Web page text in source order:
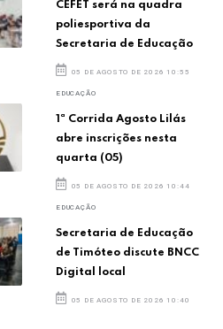
CEFET será na quadra
poliesportiva da
Secretaria de Educação
05 DE AGOSTO DE 2026 10:55
EDUCAÇÃO
1ª Corrida Agosto Lilás
abre inscrições nesta
quarta (05)
05 DE AGOSTO DE 2026 10:44
EDUCAÇÃO
Secretaria de Educação
de Timóteo discute BNCC
Digital local
05 DE AGOSTO DE 2026 10:40